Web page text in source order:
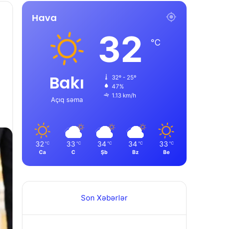
Hava
Bakı
Açıq səma
32 ℃
32º - 25º
47%
1.13 km/h
32 ℃
Ca
33 ℃
C
34 ℃
Şb
34 ℃
Bz
33 ℃
Be
Son Xəbərlər